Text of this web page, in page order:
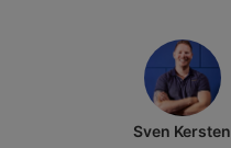
Sven Kersten